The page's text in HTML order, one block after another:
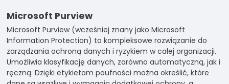
Microsoft Purview
Microsoft Purview (wcześniej znany jako Microsoft
Information Protection) to kompleksowe rozwiązanie do
zarządzania ochroną danych i ryzykiem w całej organizacji.
Umożliwia klasyfikację danych, zarówno automatyczną, jak i
ręczną. Dzięki etykietom poufności można określić, które